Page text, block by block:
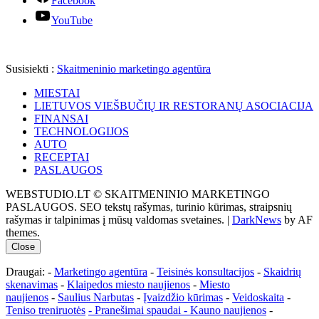
YouTube
Susisiekti : Skaitmeninio marketingo agentūra
MIESTAI
LIETUVOS VIEŠBUČIŲ IR RESTORANŲ ASOCIACIJA
FINANSAI
TECHNOLOGIJOS
AUTO
RECEPTAI
PASLAUGOS
WEBSTUDIO.LT © SKAITMENINIO MARKETINGO
PASLAUGOS. SEO tekstų rašymas, turinio kūrimas, straipsnių
rašymas ir talpinimas į mūsų valdomas svetaines. | DarkNews by AF
themes.
Close
Draugai: - Marketingo agentūra - Teisinės konsultacijos - Skaidrių
skenavimas - Klaipedos miesto naujienos - Miesto
naujienos - Saulius Narbutas - Įvaizdžio kūrimas - Veidoskaita -
Teniso treniruotės - Pranešimai spaudai - Kauno naujienos -